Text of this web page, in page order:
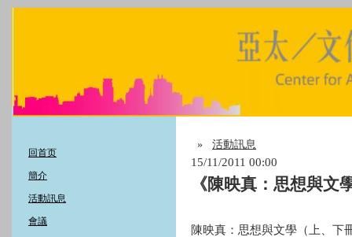
回首页
簡介
活動訊息
會議
» 活動訊息
15/11/2011 00:00
《陳映真：思想與文
陳映真：思想與文學（上、下